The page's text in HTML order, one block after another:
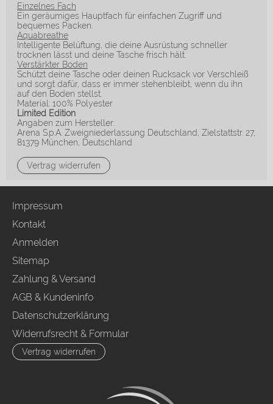
Einzelnes Fach
Ein geräumiges Hauptfach für einfachen Zugriff und
bequemes Packen.
Aquabreathe
Intelligente Belüftung, die deine Ausrüstung schneller
trocknen lässt und deine Tasche frisch hält.
Verstärkter Boden
Schützt deine Tasche oder deinen Rucksack vor Verschleiß
und sorgt dafür, dass er immer stehenbleibt, wenn du ihn
auf den Boden stellst.
Material: 100% Polyester
Limited Edition
Angaben zum Hersteller:
Arena S.p.A. Zweigniederlassung Deutschland, Zielstattstr. 27,
81379 München, Deutschland
Vertrag widerrufen
Impressum
Kontakt
Anmelden
Sitemap
Zahlung & Versand
AGB & Kundeninfo
Datenschutzerklärung
Widerrufsrecht & Formular
Vertrag widerrufen